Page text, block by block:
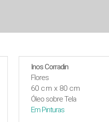
Inos Corradin
Flores
60 cm x 80 cm
Óleo sobre Tela
Em Pinturas